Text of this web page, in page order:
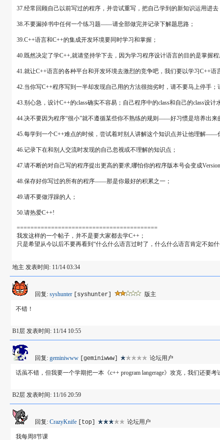
37.经常回顾自己以前写过的程序，并尝试重写，把自己学到的新知识运用进
38.不要漏掉书中任何一个练习题――请全部做完并记录下解题思路；
39.C++语言和C++的集成开发环境要同时学习和掌握；
40.既然决定了学C++,就请坚持学下去，因为学习程序设计语言的目的是掌握
41.就让C++语言的各种平台和开发环境去激烈的竞争吧，我们要以学习C++语
42.当你写C++程序写到一半却发现自己用的方法很拙劣时，请不要马上停手
43.别心急，设计C++的class确实不容易；自己程序中的class和自己的class设
44.决不要因为程序“很小”就不遵循某些你不熟练的规则――好习惯是培养出
45.每学到一个C++难点的时候，尝试着对别人讲解这个知识点并让他理解
46.记录下在和别人交流时发现的自己忽视或不理解的知识点；
47.请不断的对自己写的程序提出更高的要求,哪怕你的程序版本号会变成
48.保存好你写过的所有的程序――那是你最好的积累之一；
49.请不要做浮躁的人；
50.请热爱C++!
=========================================
我发这样的一个帖子，并不是要大家都去学C++；
只是希望从今以后不要再看到“什么什么语言过时了，什么什么语言肯定不如
地主 发表时间: 11/14 03:34
回复: syshunter [syshunter] 版主
不错！
B1层 发表时间: 11/14 10:55
回复: geminiwww [geminiwww] 论坛用户
话虽不错，但我要一个学期把一本《c++ program langerage》攻克，我们还要考
B2层 发表时间: 11/16 20:59
回复: CrazyKnife [top] 论坛用户
我每周8节课